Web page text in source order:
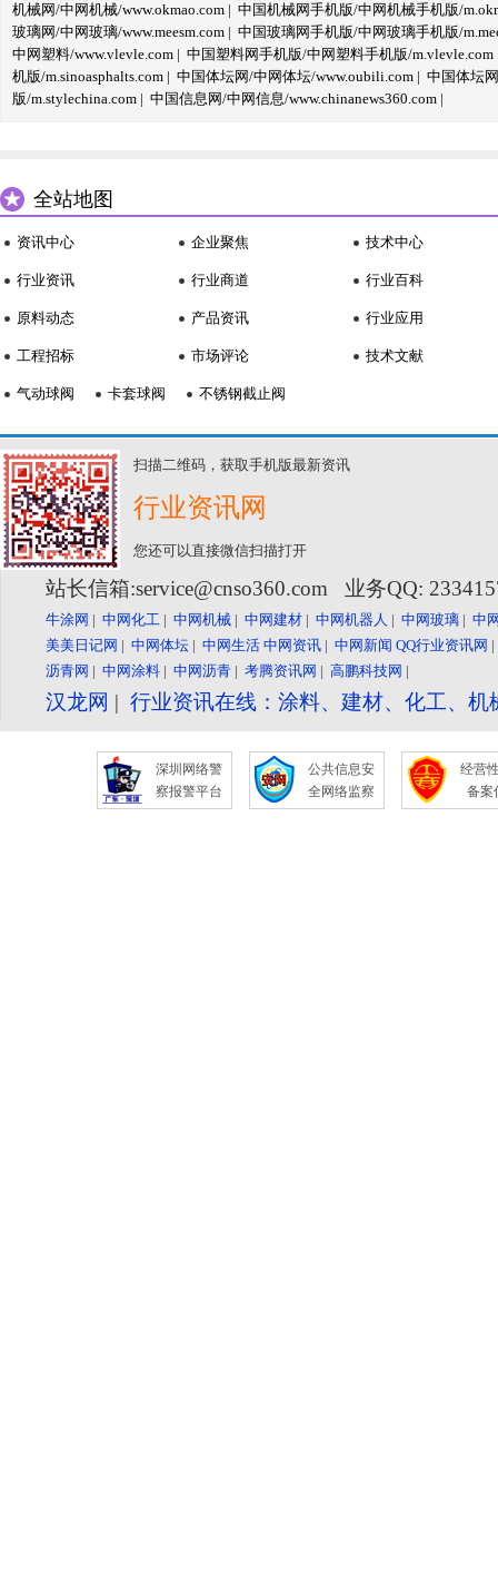
机械网/中网机械/www.okmao.com | 中国机械网手机版/中网机械手机版/
玻璃网/中网玻璃/www.meesm.com | 中国玻璃网手机版/中网玻璃手机版/
中网塑料/www.vlevle.com | 中国塑料网手机版/中网塑料手机版/m.vlevle.com
机版/m.sinoasphalts.com | 中国体坛网/中网体坛/www.oubili.com | 中国体坛
版/m.stylechina.com | 中国信息网/中网信息/www.chinanews360.com |
全站地图
资讯中心
行业资讯
原料动态
工程招标
企业聚焦
行业商道
产品资讯
市场评论
技术中心
行业百科
行业应用
技术文献
气动球阀 卡套球阀 不锈钢截止阀
扫描二维码，获取手机版最新资讯
行业资讯网
您还可以直接微信扫描打开
站长信箱:service@cnso360.com 业务QQ:
牛涂网 | 中网化工 | 中网机械 | 中网建材 | 中网机器人 | 中网玻璃 | 中
美美日记网 | 中网体坛 | 中网生活 中网资讯 | 中网新闻 QQ行业资讯网
沥青网 | 中网涂料 | 中网沥青 | 考腾资讯网 | 高鹏科技网 |
汉龙网 | 行业资讯在线：涂料、建材、化工、
深圳网络警
察报警平台
公共信息安
全网络监察
经营
备案